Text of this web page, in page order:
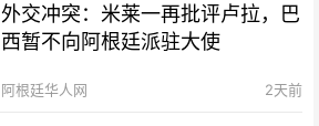
外交冲突：米莱一再批评卢拉，巴
西暂不向阿根廷派驻大使
阿根廷华人网 2天前